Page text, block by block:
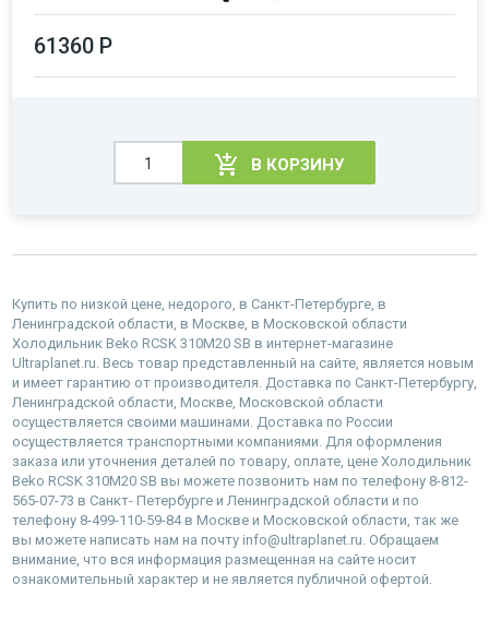
61360 Р
В КОРЗИНУ
Купить по низкой цене, недорого, в Санкт-Петербурге, в
Ленинградской области, в Москве, в Московской области
Холодильник Beko RCSK 310M20 SB в интернет-магазине
Ultraplanet.ru. Весь товар представленный на сайте, является новым
и имеет гарантию от производителя. Доставка по Санкт-Петербургу,
Ленинградской области, Москве, Московской области
осуществляется своими машинами. Доставка по России
осуществляется транспортными компаниями. Для оформления
заказа или уточнения деталей по товару, оплате, цене Холодильник
Beko RCSK 310M20 SB вы можете позвонить нам по телефону 8-812-
565-07-73 в Санкт- Петербурге и Ленинградской области и по
телефону 8-499-110-59-84 в Москве и Московской области, так же
вы можете написать нам на почту info@ultraplanet.ru. Обращаем
внимание, что вся информация размещенная на сайте носит
ознакомительный характер и не является публичной офертой.